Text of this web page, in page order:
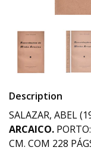
Description
SALAZAR, ABEL
ARCAICO.
CM. COM 228